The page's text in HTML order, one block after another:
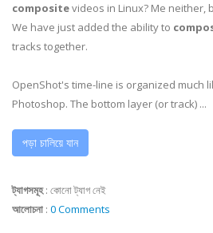
compositevideos in Linux? Me neither,
We have just added the ability to
tracks together.
OpenShot's time-line is organized much
Photoshop. The bottom layer (or track) ...
পড়া চালিয়ে যান
ট্যাগসমূহ: কোনো ট্যাগ নেই
আলোচনা : 0 Comments